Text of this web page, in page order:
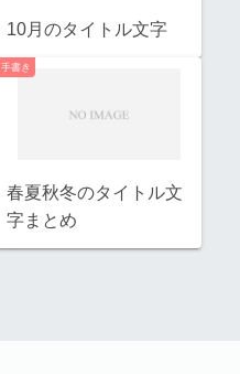
10月のタイトル文字
手書き
春夏秋冬のタイトル文
字まとめ